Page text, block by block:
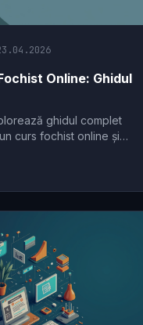
Online: Ghidul
ghidul complet
curs fochist online și